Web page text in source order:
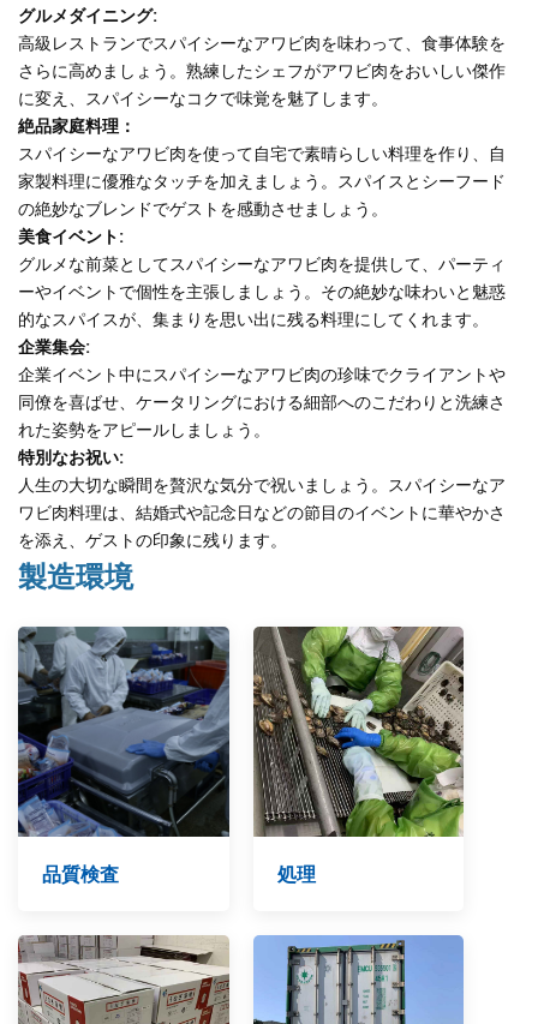
グルメダイニング:
高級レストランでスパイシーなアワビ肉を味わって、食事体験を
さらに高めましょう。熟練したシェフがアワビ肉をおいしい傑作
に変え、スパイシーなコクで味覚を魅了します。
絶品家庭料理：
スパイシーなアワビ肉を使って自宅で素晴らしい料理を作り、自
家製料理に優雅なタッチを加えましょう。スパイスとシーフード
の絶妙なブレンドでゲストを感動させましょう。
美食イベント:
グルメな前菜としてスパイシーなアワビ肉を提供して、パーティ
ーやイベントで個性を主張しましょう。その絶妙な味わいと魅惑
的なスパイスが、集まりを思い出に残る料理にしてくれます。
企業集会:
企業イベント中にスパイシーなアワビ肉の珍味でクライアントや
同僚を喜ばせ、ケータリングにおける細部へのこだわりと洗練さ
れた姿勢をアピールしましょう。
特別なお祝い:
人生の大切な瞬間を贅沢な気分で祝いましょう。スパイシーなア
ワビ肉料理は、結婚式や記念日などの節目のイベントに華やかさ
を添え、ゲストの印象に残ります。
製造環境
品質検査 処理